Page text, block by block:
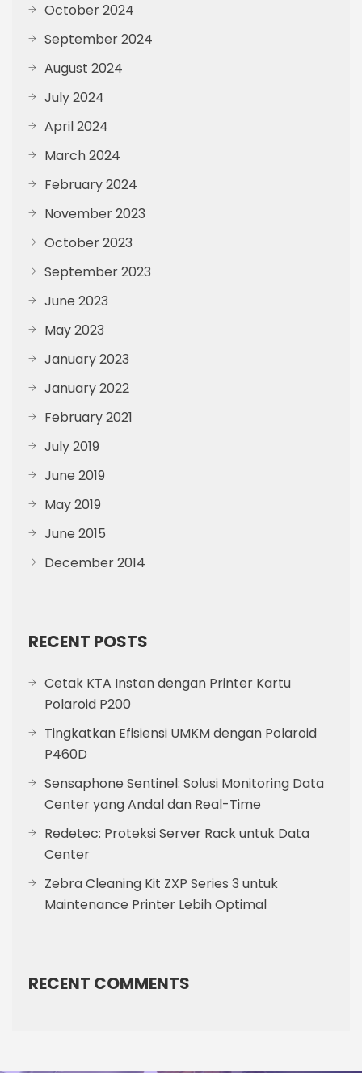
October 2024
September 2024
August 2024
July 2024
April 2024
March 2024
February 2024
November 2023
October 2023
September 2023
June 2023
May 2023
January 2023
January 2022
February 2021
July 2019
June 2019
May 2019
June 2015
December 2014
RECENT POSTS
Cetak KTA Instan dengan Printer Kartu
Polaroid P200
Tingkatkan Efisiensi UMKM dengan Polaroid
P460D
Sensaphone Sentinel: Solusi Monitoring Data
Center yang Andal dan Real-Time
Redetec: Proteksi Server Rack untuk Data
Center
Zebra Cleaning Kit ZXP Series 3 untuk
Maintenance Printer Lebih Optimal
RECENT COMMENTS